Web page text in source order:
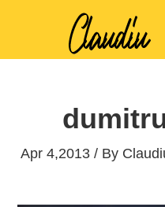
Apr 4,2013 / By